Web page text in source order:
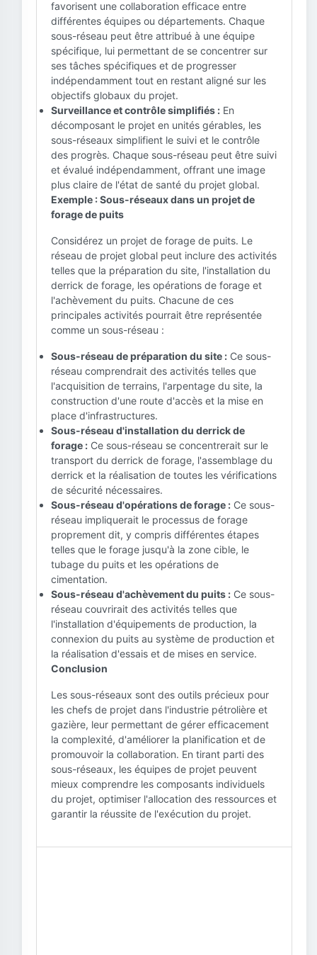
favorisent une collaboration efficace entre
différentes équipes ou départements. Chaque
sous-réseau peut être attribué à une équipe
spécifique, lui permettant de se concentrer sur
ses tâches spécifiques et de progresser
indépendamment tout en restant aligné sur les
objectifs globaux du projet.
Surveillance et contrôle simplifiés : En
décomposant le projet en unités gérables, les
sous-réseaux simplifient le suivi et le contrôle
des progrès. Chaque sous-réseau peut être suivi
et évalué indépendamment, offrant une image
plus claire de l'état de santé du projet global.
Exemple : Sous-réseaux dans un projet de
forage de puits
Considérez un projet de forage de puits. Le
réseau de projet global peut inclure des activités
telles que la préparation du site, l'installation du
derrick de forage, les opérations de forage et
l'achèvement du puits. Chacune de ces
principales activités pourrait être représentée
comme un sous-réseau :
Sous-réseau de préparation du site : Ce sous-
réseau comprendrait des activités telles que
l'acquisition de terrains, l'arpentage du site, la
construction d'une route d'accès et la mise en
place d'infrastructures.
Sous-réseau d'installation du derrick de
forage : Ce sous-réseau se concentrerait sur le
transport du derrick de forage, l'assemblage du
derrick et la réalisation de toutes les vérifications
de sécurité nécessaires.
Sous-réseau d'opérations de forage : Ce sous-
réseau impliquerait le processus de forage
proprement dit, y compris différentes étapes
telles que le forage jusqu'à la zone cible, le
tubage du puits et les opérations de
cimentation.
Sous-réseau d'achèvement du puits : Ce sous-
réseau couvrirait des activités telles que
l'installation d'équipements de production, la
connexion du puits au système de production et
la réalisation d'essais et de mises en service.
Conclusion
Les sous-réseaux sont des outils précieux pour
les chefs de projet dans l'industrie pétrolière et
gazière, leur permettant de gérer efficacement
la complexité, d'améliorer la planification et de
promouvoir la collaboration. En tirant parti des
sous-réseaux, les équipes de projet peuvent
mieux comprendre les composants individuels
du projet, optimiser l'allocation des ressources et
garantir la réussite de l'exécution du projet.